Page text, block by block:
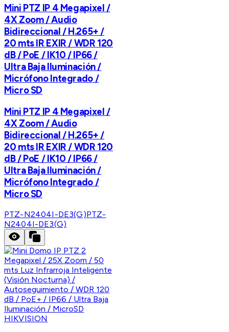
Mini PTZ IP 4 Megapixel /
4X Zoom / Audio
Bidireccional / H.265+ /
20 mts IR EXIR / WDR 120
dB / PoE / IK10 / IP66 /
Ultra Baja Iluminación /
Micrófono Integrado /
Micro SD
Mini PTZ IP 4 Megapixel /
4X Zoom / Audio
Bidireccional / H.265+ /
20 mts IR EXIR / WDR 120
dB / PoE / IK10 / IP66 /
Ultra Baja Iluminación /
Micrófono Integrado /
Micro SD
PTZ-N2404I-DE3(G)PTZ-
N2404I-DE3(G)
HIKVISION